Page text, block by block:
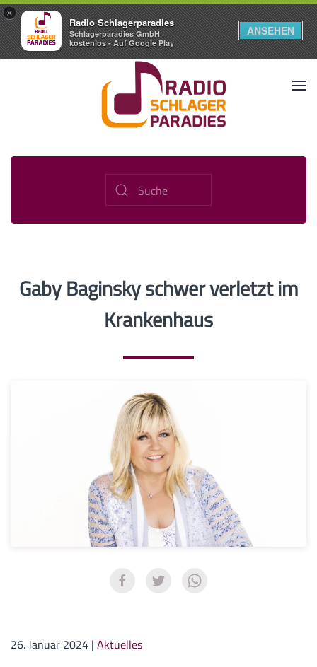
×
Radio Schlagerparadies
Schlagerparadies GmbH
kostenlos - Auf Google Play
ANSEHEN
Gaby Baginsky schwer verletzt im
Krankenhaus
26. Januar 2024 | Aktuelles